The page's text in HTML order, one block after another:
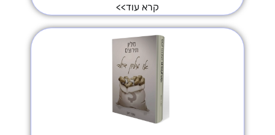
קרא עוד>>